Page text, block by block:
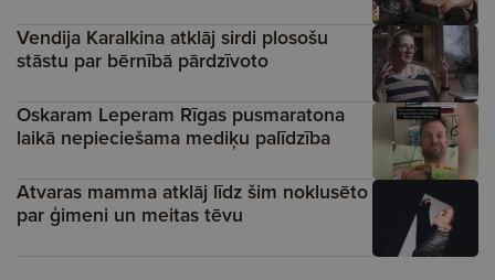
Vendija Karalkina atklāj sirdi plosošu
stāstu par bērnībā pārdzīvoto
Oskaram Leperam Rīgas pusmaratona
laikā nepieciešama mediķu palīdzība
Atvaras mamma atklāj līdz šim noklusēto
par ģimeni un meitas tēvu